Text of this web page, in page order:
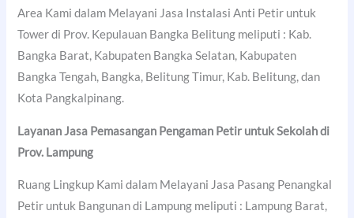
Area Kami dalam Melayani Jasa Instalasi Anti Petir untuk
Tower di Prov. Kepulauan Bangka Belitung meliputi : Kab.
Bangka Barat, Kabupaten Bangka Selatan, Kabupaten
Bangka Tengah, Bangka, Belitung Timur, Kab. Belitung, dan
Kota Pangkalpinang.
Layanan Jasa Pemasangan Pengaman Petir untuk Sekolah di
Prov. Lampung
Ruang Lingkup Kami dalam Melayani Jasa Pasang Penangkal
Petir untuk Bangunan di Lampung meliputi : Lampung Barat,